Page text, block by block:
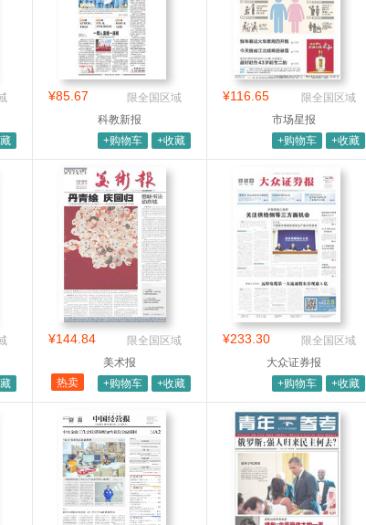
¥85.67
限全国区域
科教新报
+购物车
+收藏
¥116.65
限全国区域
市场星报
+购物车
+收藏
¥144.84
限全国区域
美术报
热卖
+购物车 +收藏
¥233.30
限全国区域
大众证券报
+购物车
+收藏